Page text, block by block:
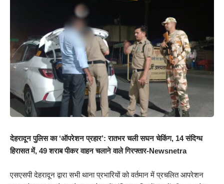
देहरादून पुलिस का ‘ऑपरेशन प्रहार’: रातभर चली सघन चेकिंग, 14 संदिग्ध
हिरासत में, 49 शराब पीकर वाहन चलाने वाले गिरफ्तार-Newsnetra
एसएसपी देहरादून द्वारा सभी थाना प्रभारियों को वर्तमान में प्रचलित आपरेशन